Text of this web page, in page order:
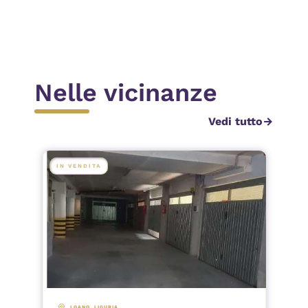
Nelle vicinanze
Vedi tuttoarrow_forward
IN VENDITA